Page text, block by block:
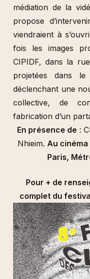
médiation de la
propose
viendraient à
fois les images
CIPIDF, dans la
projetées dans le
déclenchant une
collective, de
fabrication d’un
En présence de :
Nhieim.Au cinéma
Paris,
Pour + de
complet du